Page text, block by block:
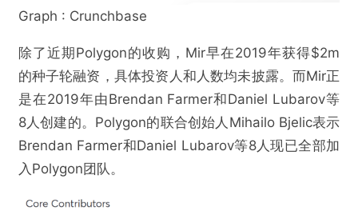
Graph : Crunchbase
除了近期Polygon的收购，Mir早在2019年获得$2m
的种子轮融资，具体投资人和人数均未披露。而Mir正
是在2019年由Brendan Farmer和Daniel Lubarov等
8人创建的。Polygon的联合创始人Mihailo Bjelic表示
Brendan Farmer和Daniel Lubarov等8人现已全部加
入Polygon团队。